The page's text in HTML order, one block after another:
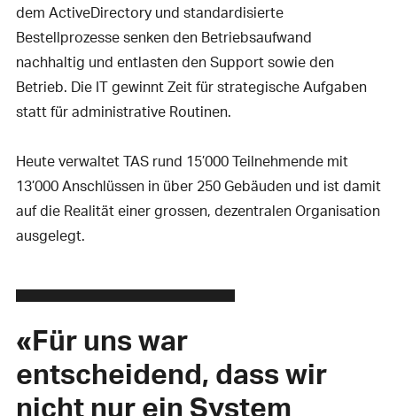
dem ActiveDirectory und standardisierte
Bestellprozesse senken den Betriebsaufwand
nachhaltig und entlasten den Support sowie den
Betrieb. Die IT gewinnt Zeit für strategische Aufgaben
statt für administrative Routinen.
Heute verwaltet TAS rund 15’000 Teilnehmende mit
13’000 Anschlüssen in über 250 Gebäuden und ist damit
auf die Realität einer grossen, dezentralen Organisation
ausgelegt.
«Für uns war
entscheidend, dass wir
nicht nur ein System